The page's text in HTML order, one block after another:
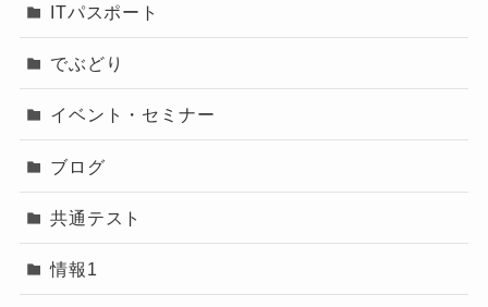
ITパスポート
でぶどり
イベント・セミナー
ブログ
共通テスト
情報1